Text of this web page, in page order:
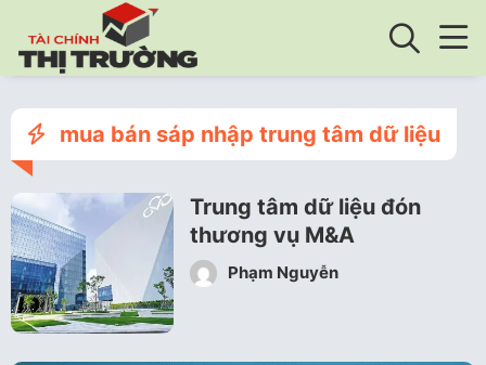
mua bán sáp nhập trung tâm dữ liệu
Trung tâm dữ liệu đón
thương vụ M&A
Phạm Nguyễn